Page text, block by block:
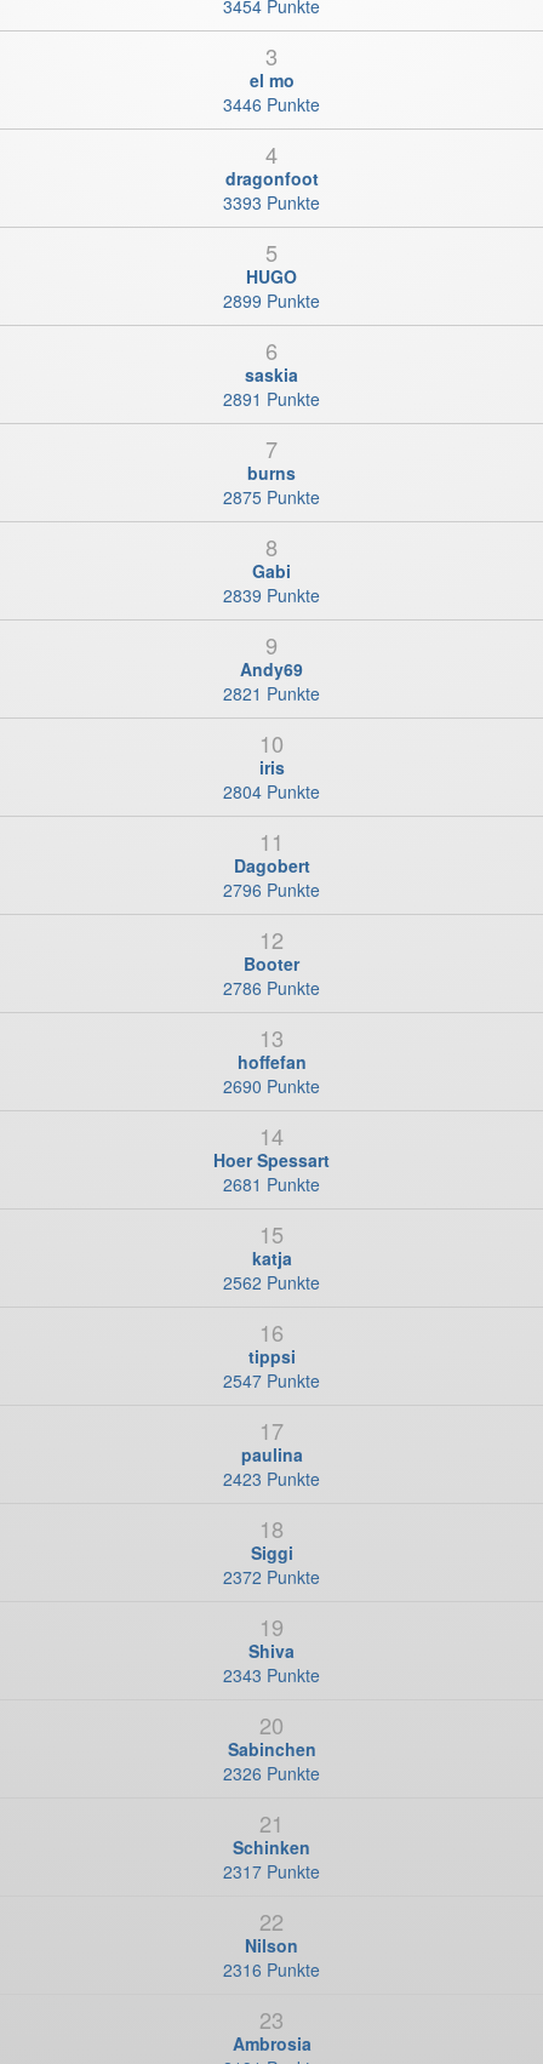
3454 Punkte
3
el mo
3446 Punkte
4
dragonfoot
3393 Punkte
5
HUGO
2899 Punkte
6
saskia
2891 Punkte
7
burns
2875 Punkte
8
Gabi
2839 Punkte
9
Andy69
2821 Punkte
10
iris
2804 Punkte
11
Dagobert
2796 Punkte
12
Booter
2786 Punkte
13
hoffefan
2690 Punkte
14
Hoer Spessart
2681 Punkte
15
katja
2562 Punkte
16
tippsi
2547 Punkte
17
paulina
2423 Punkte
18
Siggi
2372 Punkte
19
Shiva
2343 Punkte
20
Sabinchen
2326 Punkte
21
Schinken
2317 Punkte
22
Nilson
2316 Punkte
23
Ambrosia